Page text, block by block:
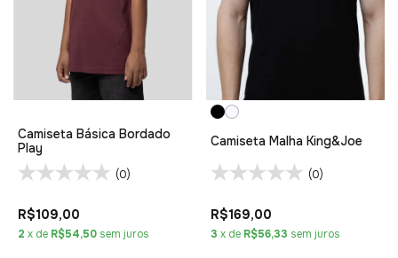
Camiseta Básica Bordado
Play
(0)
R$109,00
2 x de R$54,50 sem juros
Camiseta Malha King&Joe
(0)
R$169,00
3 x de R$56,33 sem juros